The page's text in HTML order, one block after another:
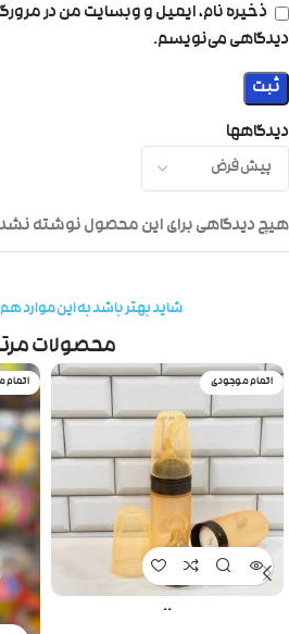
دیدگاهها
هیچ دیدگاهی برای این محصول نوشته
ذخیره نام، ایمیل و وبسایت من در
دیدگاهی می‌نویسم.
شاید بهتر باشد به این موارد هم
محصولات
اتمام موجودی
..